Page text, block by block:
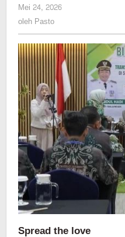
Mei 24, 2026
oleh Pasto
Spread the love